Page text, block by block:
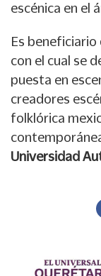
escénica en el
Es beneficiario
con el cual se
puesta en
creadores
folklórica
Universidad